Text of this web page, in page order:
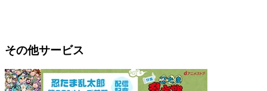
その他サービス